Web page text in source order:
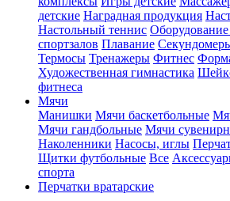
детские Наградная продукция
Настольный теннис
спортзалов Плавание
Термосы Тренажеры Фитнес
Художественная гимнастика
фитнеса
Мячи
Манишки Мячи баскетбольные
Мячи гандбольные Мячи
Наколенники Насосы, иглы
Щитки футбольные Все
спорта
Перчатки вратарские